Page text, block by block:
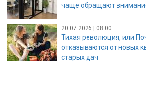
чаще обращают
20.07.2026 | 08:00
Тихая революция, или
отказываются от новых
старых дач